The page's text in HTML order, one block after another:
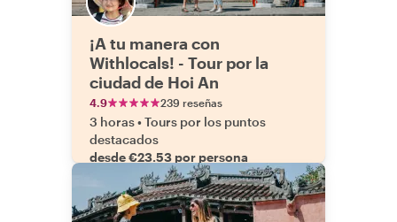
¡A tu manera con
Withlocals! - Tour por la
ciudad de Hoi An
4.9 239 reseñas
3 horas•Tours por los puntos
destacados
desde €23.53 por persona